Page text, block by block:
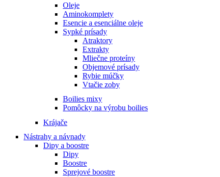
Oleje
Aminokomplety
Esencie a esenciálne oleje
Sypké prísady
Atraktory
Extrakty
Mliečne proteíny
Objemové prísady
Rybie múčky
Vtačie zoby
Boilies mixy
Pomôcky na výrobu boilies
Krájače
Nástrahy a návnady
Dipy a boostre
Dipy
Boostre
Sprejové boostre